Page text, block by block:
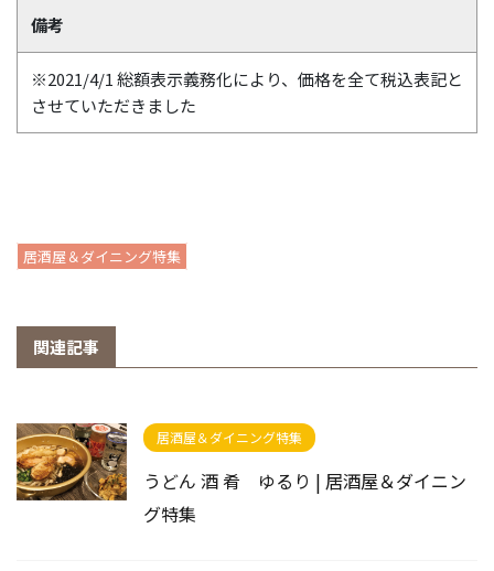
備考
※2021/4/1 総額表示義務化により、価格を全て税込表記と
させていただきました
居酒屋＆ダイニング特集
関連記事
居酒屋＆ダイニング特集
うどん 酒 肴 ゆるり | 居酒屋＆ダイニン
グ特集